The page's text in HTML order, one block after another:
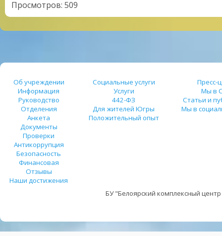
Просмотров: 509
Об учреждении
Информация
Руководство
Отделения
Анкета
Документы
Проверки
Антикоррупция
Безопасность
Финансовая
Отзывы
Наши достижения
Социальные услуги
Услуги
442-ФЗ
Для жителей Югры
Положительный опыт
Пресс-
Мы в
Статьи и
Мы в
БУ "Белоярский комплексный